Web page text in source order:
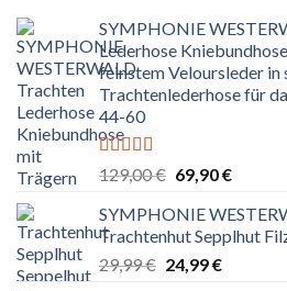
SYMPHONIE
Lederhose
feinstem Veloursleder in
Trachtenlederhose für
44-60
Bewertet
5.00
5
129,00€ Ursprünglicher
war:
129,00 €
69,90€
ist:
69,90
SYMPHONIE
Trachtenhut Sepplhut
29,99€ Ursprünglicher
24,99€Aktueller